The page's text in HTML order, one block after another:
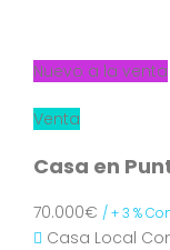
Nuevo a la venta
Venta
Casa en
70.000€ / + 3 %
Casa Local